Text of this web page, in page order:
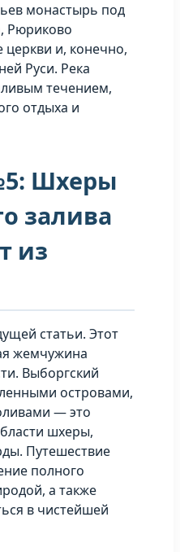
монастырь под
Рюриково
и, конечно,
Руси. Река
течением,
отдыха и
Шхеры
залива
из
статьи. Этот
жемчужина
Выборгский
островами,
— это
шхеры,
Путешествие
полного
а также
в чистейшей